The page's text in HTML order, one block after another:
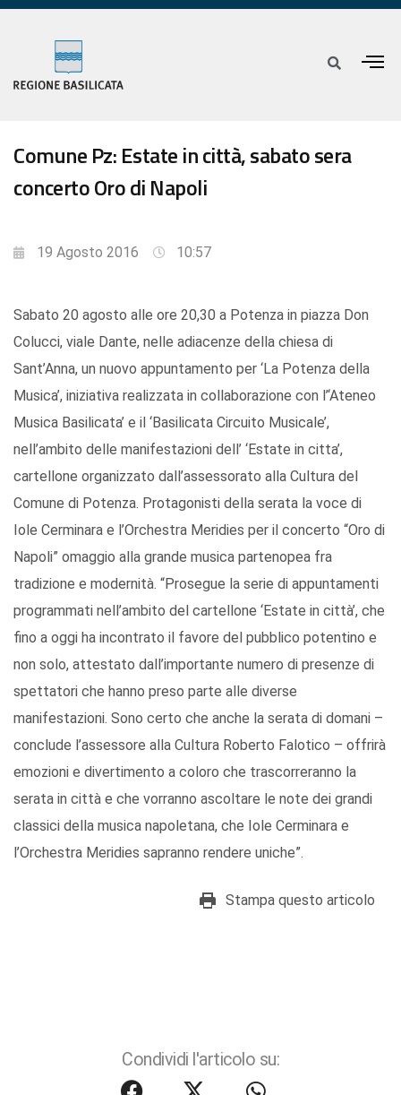
Comune Pz: Estate in città, sabato sera
concerto Oro di Napoli
19 Agosto 2016 10:57
Sabato 20 agosto alle ore 20,30 a Potenza in piazza Don
Colucci, viale Dante, nelle adiacenze della chiesa di
Sant’Anna, un nuovo appuntamento per ‘La Potenza della
Musica’, iniziativa realizzata in collaborazione con l’‘Ateneo
Musica Basilicata’ e il ‘Basilicata Circuito Musicale’,
nell’ambito delle manifestazioni dell’ ‘Estate in citta’,
cartellone organizzato dall’assessorato alla Cultura del
Comune di Potenza. Protagonisti della serata la voce di
Iole Cerminara e l’Orchestra Meridies per il concerto “Oro di
Napoli” omaggio alla grande musica partenopea fra
tradizione e modernità. “Prosegue la serie di appuntamenti
programmati nell’ambito del cartellone ‘Estate in città’, che
fino a oggi ha incontrato il favore del pubblico potentino e
non solo, attestato dall’importante numero di presenze di
spettatori che hanno preso parte alle diverse
manifestazioni. Sono certo che anche la serata di domani –
conclude l’assessore alla Cultura Roberto Falotico – offrirà
emozioni e divertimento a coloro che trascorreranno la
serata in città e che vorranno ascoltare le note dei grandi
classici della musica napoletana, che Iole Cerminara e
l’Orchestra Meridies sapranno rendere uniche”.
Stampa questo articolo
Condividi l'articolo su: